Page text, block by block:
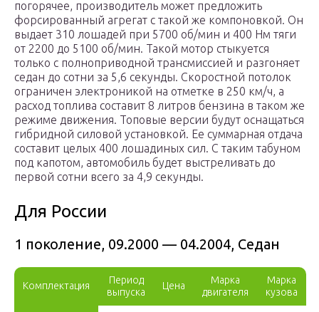
погорячее, производитель может предложить
форсированный агрегат с такой же компоновкой. Он
выдает 310 лошадей при 5700 об/мин и 400 Нм тяги
от 2200 до 5100 об/мин. Такой мотор стыкуется
только с полноприводной трансмиссией и разгоняет
седан до сотни за 5,6 секунды. Скоростной потолок
ограничен электроникой на отметке в 250 км/ч, а
расход топлива составит 8 литров бензина в таком же
режиме движения. Топовые версии будут оснащаться
гибридной силовой установкой. Ее суммарная отдача
составит целых 400 лошадиных сил. С таким табуном
под капотом, автомобиль будет выстреливать до
первой сотни всего за 4,9 секунды.
Для России
1 поколение, 09.2000 — 04.2004, Седан
Комплектация
Период
выпуска
Цена
Марка
двигателя
Марка
кузова